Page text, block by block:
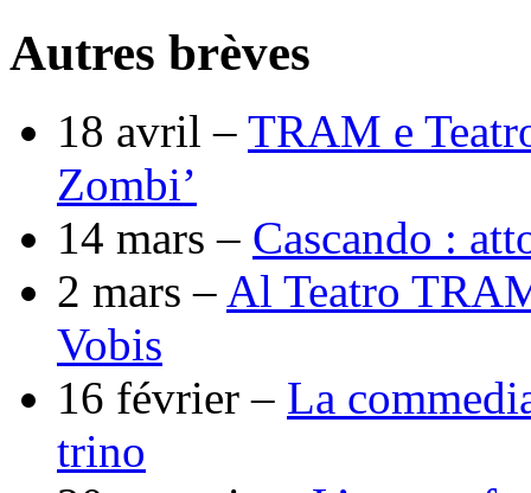
Autres brèves
18 avril – TRAM e
Zombi’
14 mars – Cascando :
2 mars – Al Teatro
Vobis
16 février – La
trino